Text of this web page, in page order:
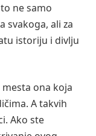
ne samo
svakoga, ali za
istoriju i divlju
ona koja
A takvih
Ako ste